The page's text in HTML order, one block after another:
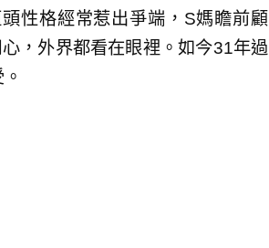
性格經常惹出爭端，S媽瞻前顧
，外界都看在眼裡。如今31年過